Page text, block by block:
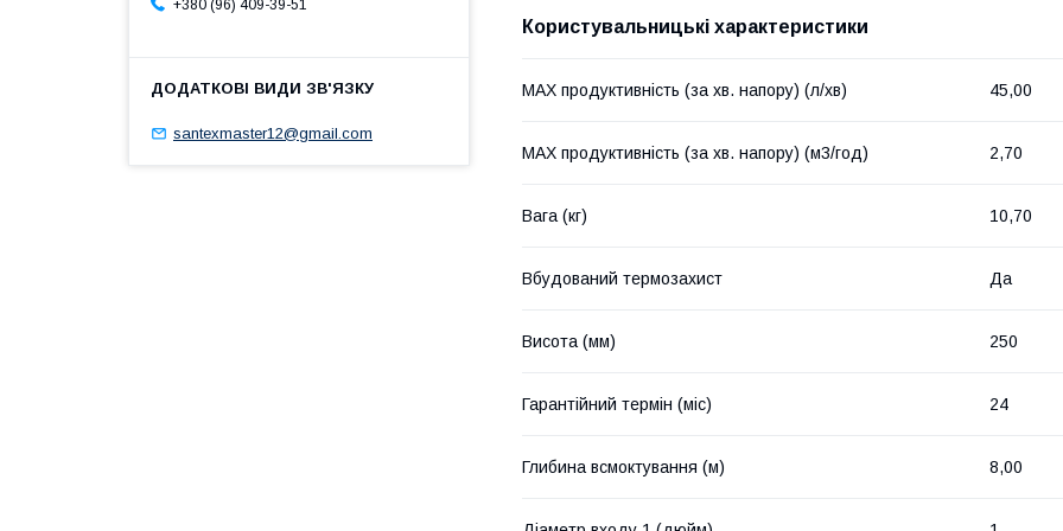
Користувальницькі характеристики
MAX продуктивність (за хв. напору) (л/хв) 45,00
MAX продуктивність (за хв. напору) (м3/год) 2,70
Вага (кг) 10,70
Вбудований термозахист Да
Висота (мм) 250
Гарантійний термін (міс) 24
Глибина всмоктування (м) 8,00
+380 (96) 409-39-51
santexmaster12@gmail.com